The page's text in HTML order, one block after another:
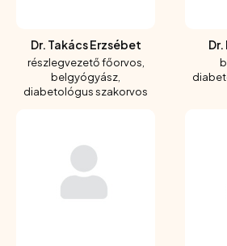
Dr. Takács Erzsébet
részlegvezető főorvos,
belgyógyász,
diabetológus szakorvos